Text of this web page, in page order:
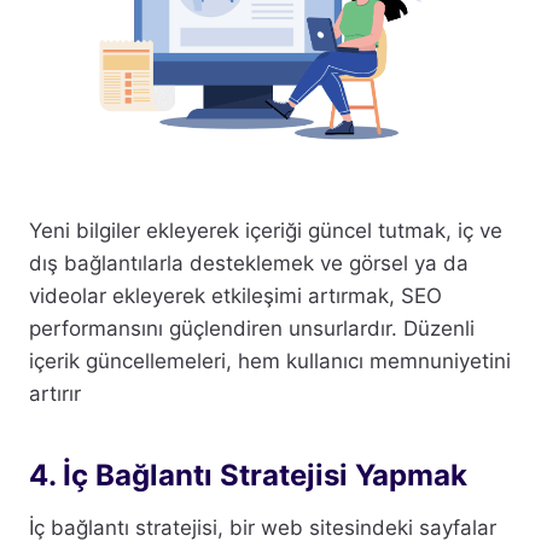
Yeni bilgiler ekleyerek içeriği güncel tutmak, iç ve
dış bağlantılarla desteklemek ve görsel ya da
videolar ekleyerek etkileşimi artırmak, SEO
performansını güçlendiren unsurlardır. Düzenli
içerik güncellemeleri, hem kullanıcı memnuniyetini
artırır
4. İç Bağlantı Stratejisi Yapmak
İç bağlantı stratejisi, bir web sitesindeki sayfalar